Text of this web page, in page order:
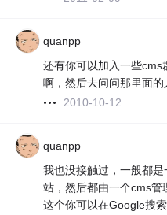
quanpp
还有你可以加入一些cms
啊，然后去问问那里面的
2010-10-12
quanpp
我也没接触过，一般都
站，然后都由一个cms管
这个你可以在Google搜